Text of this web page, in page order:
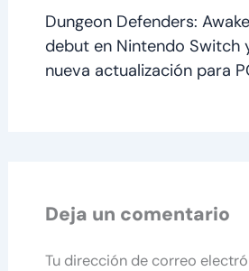
Dungeon Defenders:
debut en Nintendo Switch
nueva actualización para
Deja un comentario
Tu dirección de correo